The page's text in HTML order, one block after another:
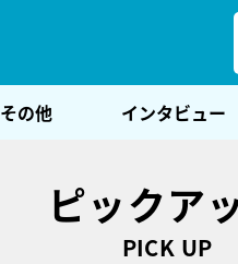
その他 インタビュー
ピックア
PICK UP